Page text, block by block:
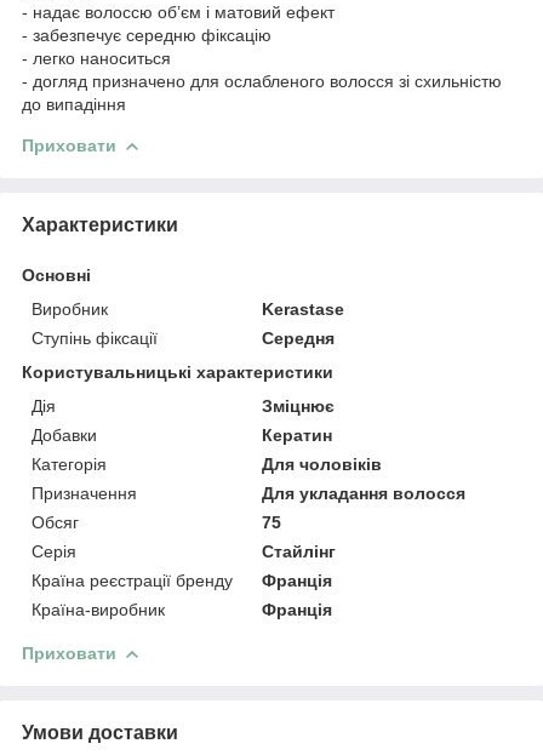
- надає волоссю об’єм і матовий ефект
- забезпечує середню фіксацію
- легко наноситься
- догляд призначено для ослабленого волосся зі схильністю
до випадіння
Приховати
Характеристики
Основні
Виробник
Kerastase
Ступінь фіксації
Середня
Користувальницькі характеристики
Дія
Зміцнює
Добавки
Кератин
Категорія
Для чоловіків
Призначення
Для укладання волосся
Обсяг
75
Серія
Стайлінг
Країна реєстрації бренду
Франція
Країна-виробник
Франція
Приховати
Умови доставки